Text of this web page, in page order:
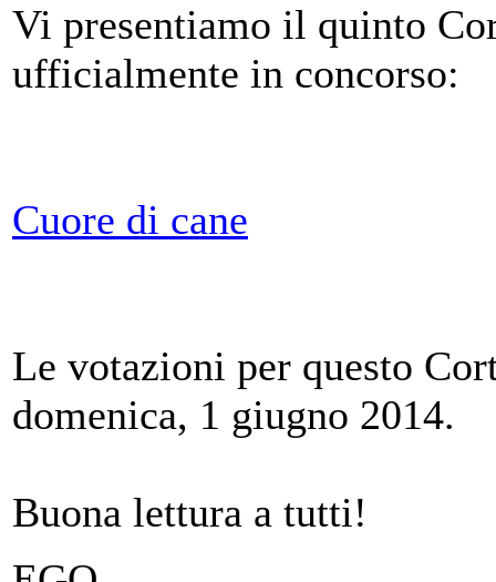
Vi presentiamo il quinto
ufficialmente in concorso:
Cuore di cane
Le votazioni per questo
domenica, 1 giugno 2014.
Buona lettura a tutti!